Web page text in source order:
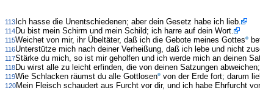
113 Ich hasse die Unentschiedenen; aber dein Gesetz habe ich lieb.
114Du bist mein Schirm und mein Schild; ich harre auf dein Wort.
115Weichet von mir, ihr Übeltäter, daß ich die Gebote meines Gottes
116Unterstütze mich nach deiner Verheißung, daß ich lebe und nicht
117Stärke du mich, so ist mir geholfen und ich werde mich an deinen
118Du wirst alle zu leicht erfinden, die von deinen Satzungen
119Wie Schlacken räumst du alle Gottlosen von der Erde fort; darum
120Mein Fleisch schaudert aus Furcht vor dir, und ich habe Ehrfurcht